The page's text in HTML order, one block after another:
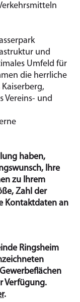
und
Umfeld für
die herrliche
Vereins- und
haben,
Ihre
zu Ihrem
Zahl der
Kontaktdaten an
Ringsheim
Verfügung.
.